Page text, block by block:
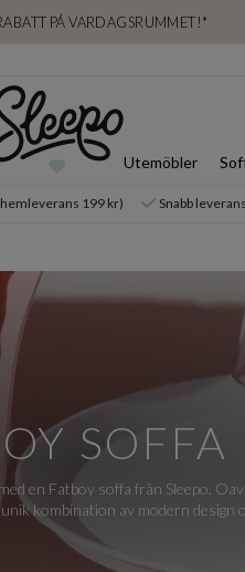
PÅ VARDAGSRUMMET!*
Utemöbler
199 kr) Snabb leverans
SOFFA
en Fatboy soffa från Sleepo.
kombination av modern design